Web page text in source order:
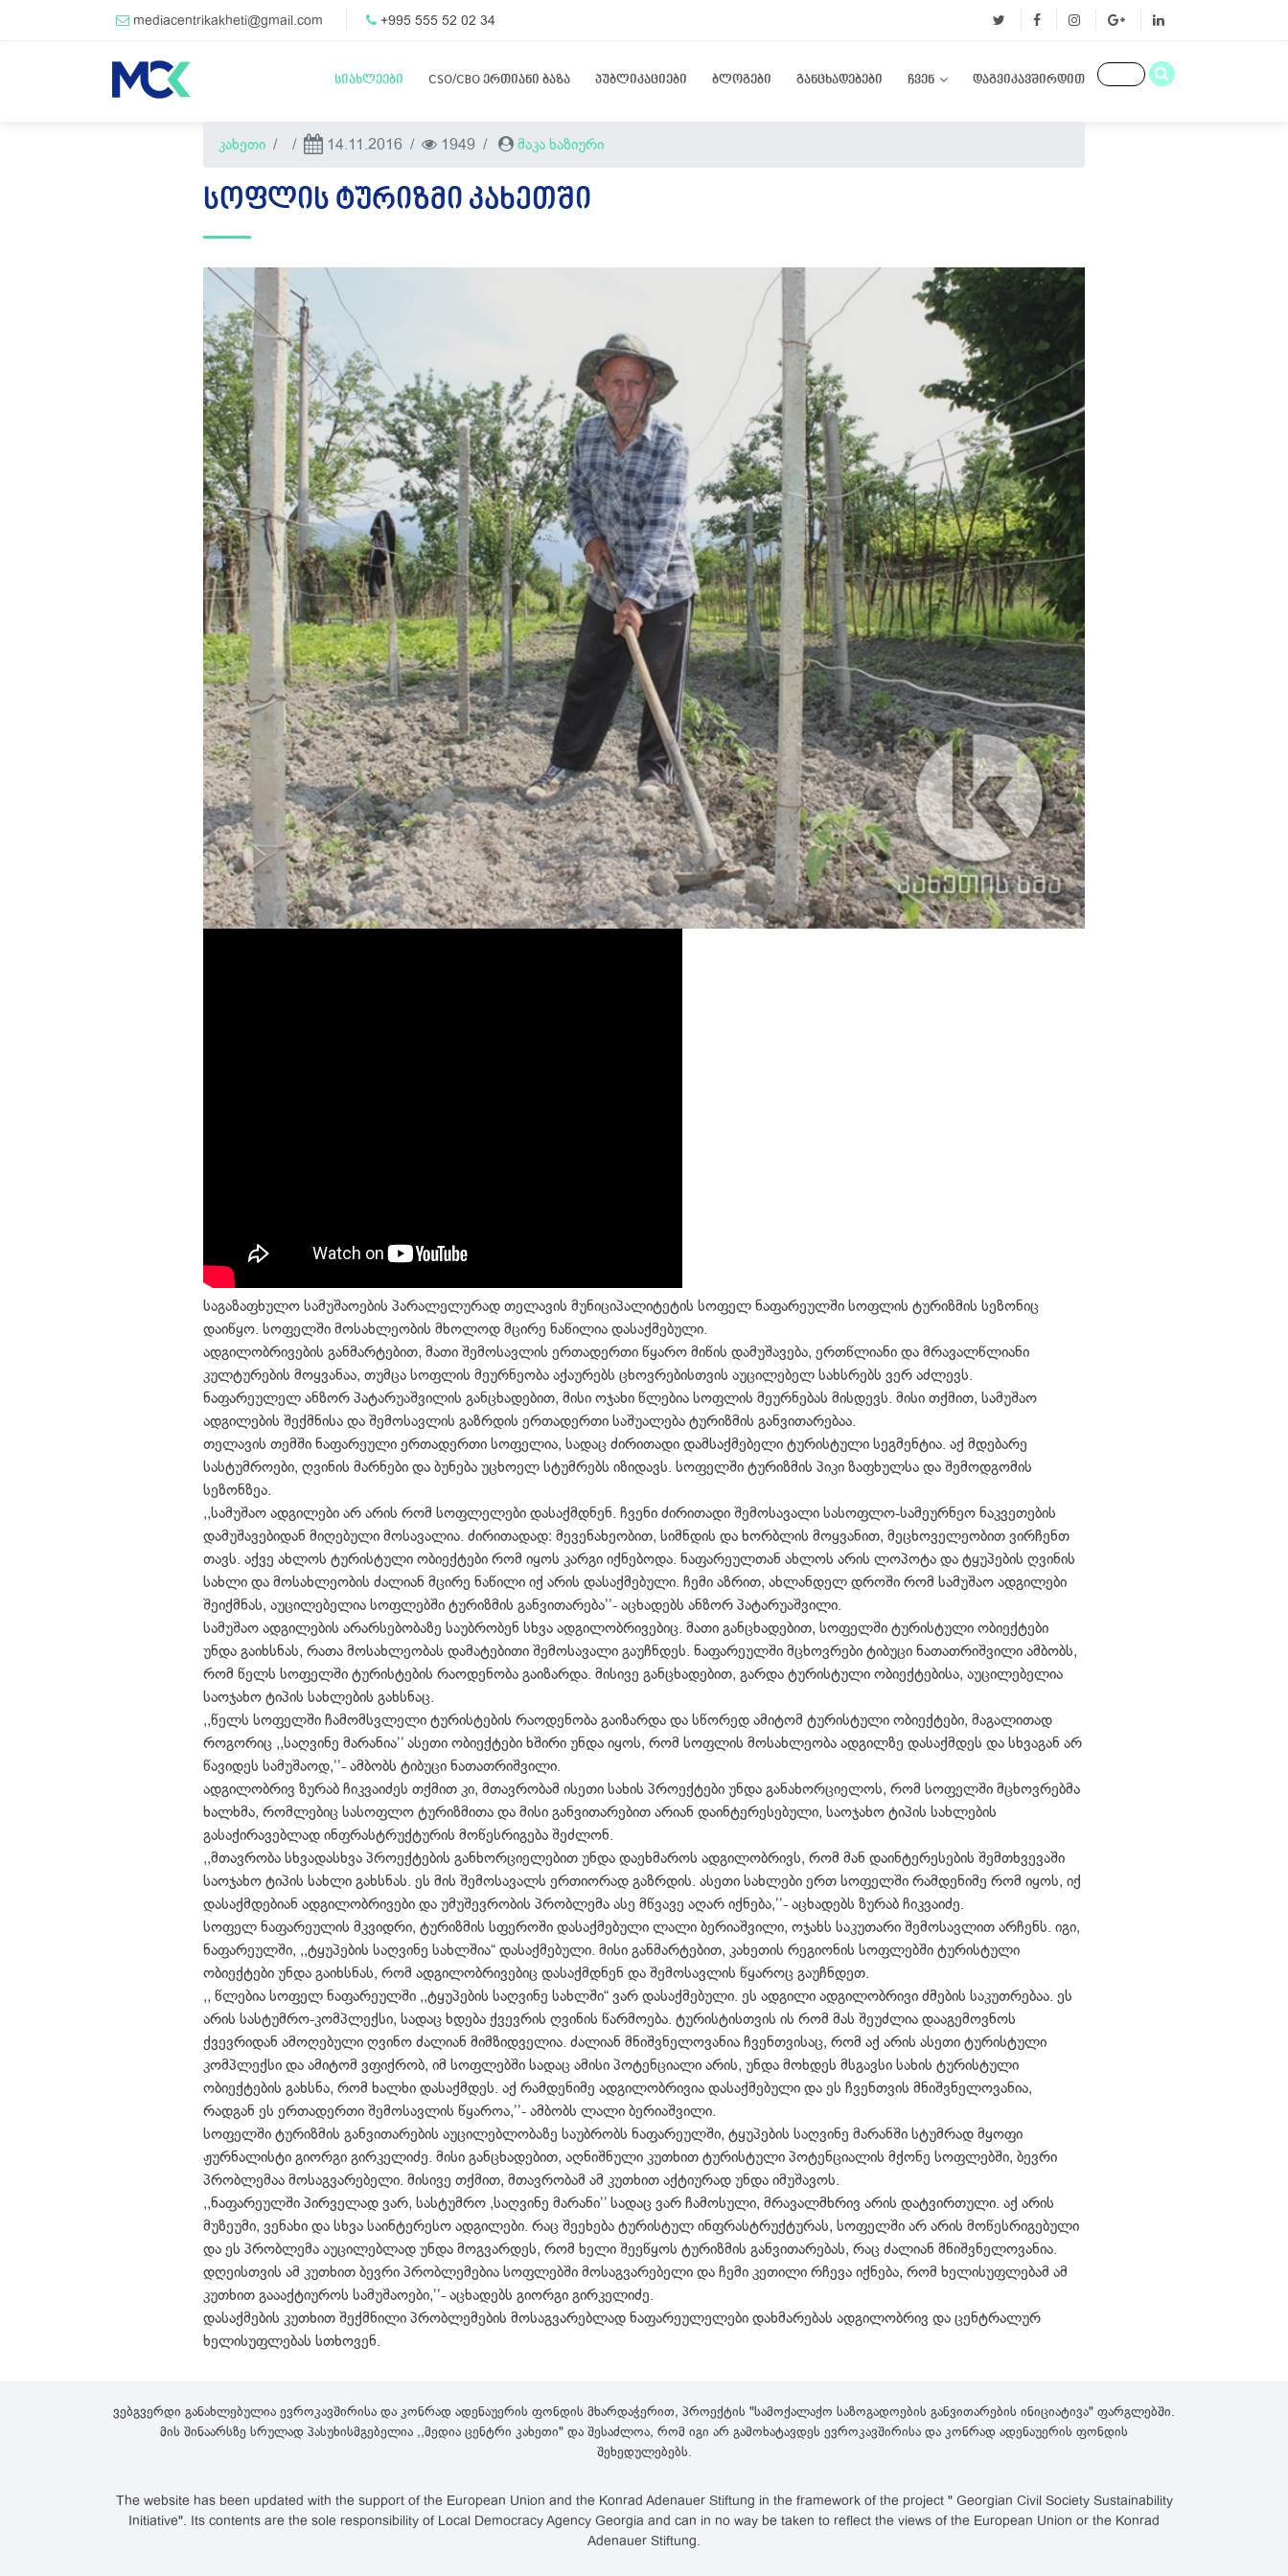
mediacentrikakheti@gmail.com +995 555 52 02 34
სიახლეები CSO/CBO ერთიანი ბაზა პუბლიკაციები ბლოგები განცხადებები ჩვენ დაგვიკავშირდით
კახეთი 14.11.2016 1949 მაკა ხაზიური
ᲡᲝᲤᲚᲘᲡ ᲢᲣᲠᲘᲖᲛᲘ ᲙᲐᲮᲔᲗᲨᲘ
საგაზაფხულო სამუშაოების პარალელურად თელავის მუნიციპალიტეტის სოფელ ნაფარეულში სოფლის ტურიზმის სეზონიც
დაიწყო. სოფელში მოსახლეობის მხოლოდ მცირე ნაწილია დასაქმებული.
ადგილობრივების განმარტებით, მათი შემოსავლის ერთადერთი წყარო მიწის დამუშავება, ერთწლიანი და მრავალწლიანი
კულტურების მოყვანაა, თუმცა სოფლის მეურნეობა აქაურებს ცხოვრებისთვის აუცილებელ სახსრებს ვერ აძლევს.
ნაფარეულელ ანზორ პატარუაშვილის განცხადებით, მისი ოჯახი წლებია სოფლის მეურნებას მისდევს. მისი თქმით, სამუშაო
ადგილების შექმნისა და შემოსავლის გაზრდის ერთადერთი საშუალება ტურიზმის განვითარებაა.
თელავის თემში ნაფარეული ერთადერთი სოფელია, სადაც ძირითადი დამსაქმებელი ტურისტული სეგმენტია. აქ მდებარე
სასტუმროები, ღვინის მარნები და ბუნება უცხოელ სტუმრებს იზიდავს. სოფელში ტურიზმის პიკი ზაფხულსა და შემოდგომის
სეზონზეა.
,,სამუშაო ადგილები არ არის რომ სოფლელები დასაქმდნენ. ჩვენი ძირითადი შემოსავალი სასოფლო-სამეურნეო ნაკვეთების
დამუშავებიდან მიღებული მოსავალია. ძირითადად: მევენახეობით, სიმნდის და ხორბლის მოყვანით, მეცხოველეობით ვირჩენთ
თავს. აქვე ახლოს ტურისტული ობიექტები რომ იყოს კარგი იქნებოდა. ნაფარეულთან ახლოს არის ლოპოტა და ტყუპების ღვინის
სახლი და მოსახლეობის ძალიან მცირე ნაწილი იქ არის დასაქმებული. ჩემი აზრით, ახლანდელ დროში რომ სამუშაო ადგილები
შეიქმნას, აუცილებელია სოფლებში ტურიზმის განვითარება’’- აცხადებს ანზორ პატარუაშვილი.
სამუშაო ადგილების არარსებობაზე საუბრობენ სხვა ადგილობრივებიც. მათი განცხადებით, სოფელში ტურისტული ობიექტები
უნდა გაიხსნას, რათა მოსახლეობას დამატებითი შემოსავალი გაუჩნდეს. ნაფარეულში მცხოვრები ტიბუცი ნათათრიშვილი ამბობს,
რომ წელს სოფელში ტურისტების რაოდენობა გაიზარდა. მისივე განცხადებით, გარდა ტურისტული ობიექტებისა, აუცილებელია
საოჯახო ტიპის სახლების გახსნაც.
,,წელს სოფელში ჩამომსვლელი ტურისტების რაოდენობა გაიზარდა და სწორედ ამიტომ ტურისტული ობიექტები, მაგალითად
როგორიც ,,საღვინე მარანია’’ ასეთი ობიექტები ხშირი უნდა იყოს, რომ სოფლის მოსახლეობა ადგილზე დასაქმდეს და სხვაგან არ
წავიდეს სამუშაოდ,’’- ამბობს ტიბუცი ნათათრიშვილი.
ადგილობრივ ზურაბ ჩიკვაიძეს თქმით კი, მთავრობამ ისეთი სახის პროექტები უნდა განახორციელოს, რომ სოფელში მცხოვრებმა
ხალხმა, რომლებიც სასოფლო ტურიზმითა და მისი განვითარებით არიან დაინტერესებული, საოჯახო ტიპის სახლების
გასაქირავებლად ინფრასტრუქტურის მოწესრიგება შეძლონ.
,,მთავრობა სხვადასხვა პროექტების განხორციელებით უნდა დაეხმაროს ადგილობრივს, რომ მან დაინტერესების შემთხვევაში
საოჯახო ტიპის სახლი გახსნას. ეს მის შემოსავალს ერთიორად გაზრდის. ასეთი სახლები ერთ სოფელში რამდენიმე რომ იყოს, იქ
დასაქმდებიან ადგილობრივები და უმუშევრობის პრობლემა ასე მწვავე აღარ იქნება,’’- აცხადებს ზურაბ ჩიკვაიძე.
სოფელ ნაფარეულის მკვიდრი, ტურიზმის სფეროში დასაქმებული ლალი ბერიაშვილი, ოჯახს საკუთარი შემოსავლით არჩენს. იგი,
ნაფარეულში, ,,ტყუპების საღვინე სახლშია“ დასაქმებული. მისი განმარტებით, კახეთის რეგიონის სოფლებში ტურისტული
ობიექტები უნდა გაიხსნას, რომ ადგილობრივებიც დასაქმდნენ და შემოსავლის წყაროც გაუჩნდეთ.
,, წლებია სოფელ ნაფარეულში ,,ტყუპების საღვინე სახლში“ ვარ დასაქმებული. ეს ადგილი ადგილობრივი ძმების საკუთრებაა. ეს
არის სასტუმრო-კომპლექსი, სადაც ხდება ქვევრის ღვინის წარმოება. ტურისტისთვის ის რომ მას შეუძლია დააგემოვნოს
ქვევრიდან ამოღებული ღვინო ძალიან მიმზიდველია. ძალიან მნიშვნელოვანია ჩვენთვისაც, რომ აქ არის ასეთი ტურისტული
კომპლექსი და ამიტომ ვფიქრობ, იმ სოფლებში სადაც ამისი პოტენციალი არის, უნდა მოხდეს მსგავსი სახის ტურისტული
ობიექტების გახსნა, რომ ხალხი დასაქმდეს. აქ რამდენიმე ადგილობრივია დასაქმებული და ეს ჩვენთვის მნიშვნელოვანია,
რადგან ეს ერთადერთი შემოსავლის წყაროა,’’- ამბობს ლალი ბერიაშვილი.
სოფელში ტურიზმის განვითარების აუცილებლობაზე საუბრობს ნაფარეულში, ტყუპების საღვინე მარანში სტუმრად მყოფი
ჟურნალისტი გიორგი გირკელიძე. მისი განცხადებით, აღნიშნული კუთხით ტურისტული პოტენციალის მქონე სოფლებში, ბევრი
პრობლემაა მოსაგვარებელი. მისივე თქმით, მთავრობამ ამ კუთხით აქტიურად უნდა იმუშავოს.
,,ნაფარეულში პირველად ვარ, სასტუმრო ,საღვინე მარანი’’ სადაც ვარ ჩამოსული, მრავალმხრივ არის დატვირთული. აქ არის
მუზეუმი, ვენახი და სხვა საინტერესო ადგილები. რაც შეეხება ტურისტულ ინფრასტრუქტურას, სოფელში არ არის მოწესრიგებული
და ეს პრობლემა აუცილებლად უნდა მოგვარდეს, რომ ხელი შეეწყოს ტურიზმის განვითარებას, რაც ძალიან მნიშვნელოვანია.
დღეისთვის ამ კუთხით ბევრი პრობლემებია სოფლებში მოსაგვარებელი და ჩემი კეთილი რჩევა იქნება, რომ ხელისუფლებამ ამ
კუთხით გაააქტიუროს სამუშაოები,’’- აცხადებს გიორგი გირკელიძე.
დასაქმების კუთხით შექმნილი პრობლემების მოსაგვარებლად ნაფარეულელები დახმარებას ადგილობრივ და ცენტრალურ
ხელისუფლებას სთხოვენ.
ვებგვერდი განახლებულია ევროკავშირისა და კონრად ადენაუერის ფონდის მხარდაჭერით, პროექტის "სამოქალაქო საზოგადოების განვითარების ინიციატივა" ფარგლებში.
მის შინაარსზე სრულად პასუხისმგებელია ,,მედია ცენტრი კახეთი" და შესაძლოა, რომ იგი არ გამოხატავდეს ევროკავშირისა და კონრად ადენაუერის ფონდის
შეხედულებებს.
The website has been updated with the support of the European Union and the Konrad Adenauer Stiftung in the framework of the project " Georgian Civil Society Sustainability
Initiative". Its contents are the sole responsibility of Local Democracy Agency Georgia and can in no way be taken to reflect the views of the European Union or the Konrad
Adenauer Stiftung.